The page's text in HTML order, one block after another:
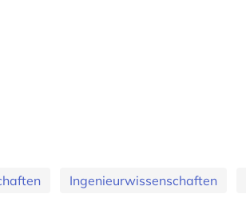
Ingenieurwissenschaften